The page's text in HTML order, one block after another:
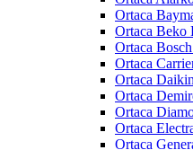
Ortaca
Ortaca Beko
Ortaca
Ortaca
Ortaca
Ortaca
Ortaca
Ortaca
Ortaca